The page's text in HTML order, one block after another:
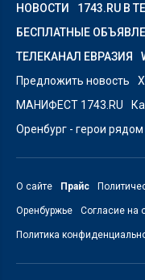
НОВОСТИ
1743.RU В
БЕСПЛАТНЫЕ
ТЕЛЕКАНАЛ ЕВРАЗИЯ
Предложить новость
МАНИФЕСТ 1743.RU
Оренбург - герои
О сайте Прайс
Оренбуржье Согласие на
Политика